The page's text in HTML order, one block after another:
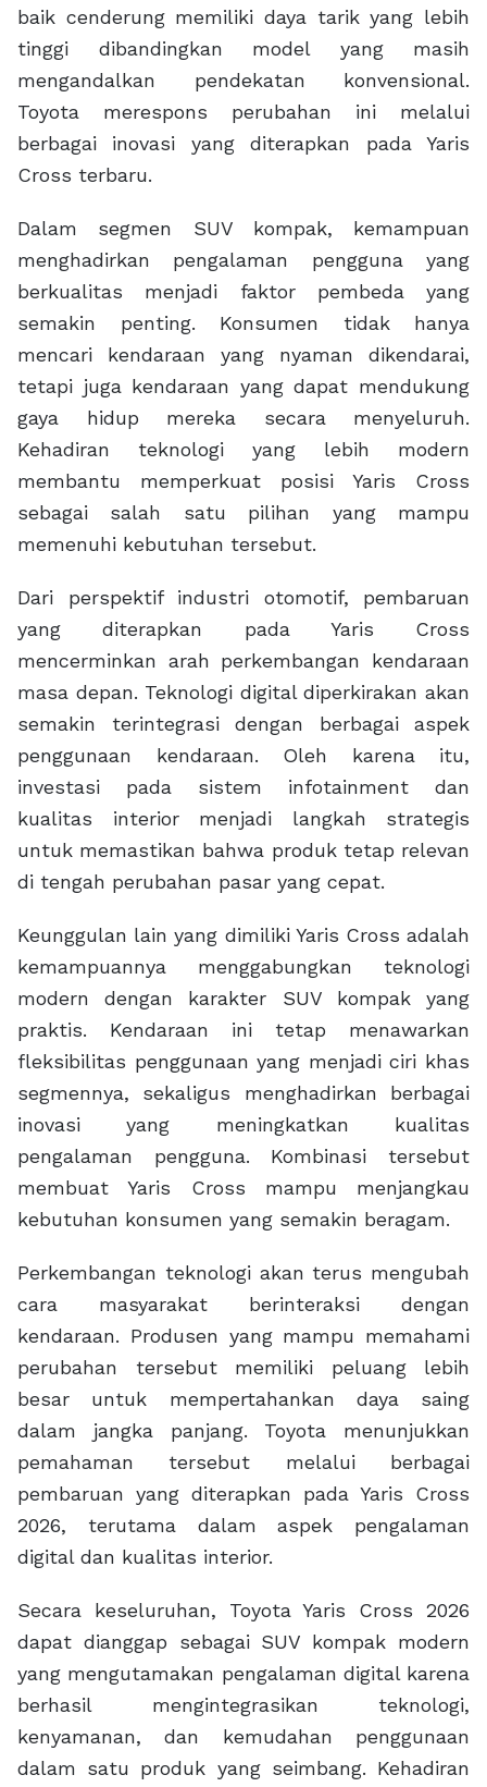
baik cenderung memiliki daya tarik yang lebih
tinggi dibandingkan model yang masih
mengandalkan pendekatan konvensional.
Toyota merespons perubahan ini melalui
berbagai inovasi yang diterapkan pada Yaris
Cross terbaru.
Dalam segmen SUV kompak, kemampuan
menghadirkan pengalaman pengguna yang
berkualitas menjadi faktor pembeda yang
semakin penting. Konsumen tidak hanya
mencari kendaraan yang nyaman dikendarai,
tetapi juga kendaraan yang dapat mendukung
gaya hidup mereka secara menyeluruh.
Kehadiran teknologi yang lebih modern
membantu memperkuat posisi Yaris Cross
sebagai salah satu pilihan yang mampu
memenuhi kebutuhan tersebut.
Dari perspektif industri otomotif, pembaruan
yang diterapkan pada Yaris Cross
mencerminkan arah perkembangan kendaraan
masa depan. Teknologi digital diperkirakan akan
semakin terintegrasi dengan berbagai aspek
penggunaan kendaraan. Oleh karena itu,
investasi pada sistem infotainment dan
kualitas interior menjadi langkah strategis
untuk memastikan bahwa produk tetap relevan
di tengah perubahan pasar yang cepat.
Keunggulan lain yang dimiliki Yaris Cross adalah
kemampuannya menggabungkan teknologi
modern dengan karakter SUV kompak yang
praktis. Kendaraan ini tetap menawarkan
fleksibilitas penggunaan yang menjadi ciri khas
segmennya, sekaligus menghadirkan berbagai
inovasi yang meningkatkan kualitas
pengalaman pengguna. Kombinasi tersebut
membuat Yaris Cross mampu menjangkau
kebutuhan konsumen yang semakin beragam.
Perkembangan teknologi akan terus mengubah
cara masyarakat berinteraksi dengan
kendaraan. Produsen yang mampu memahami
perubahan tersebut memiliki peluang lebih
besar untuk mempertahankan daya saing
dalam jangka panjang. Toyota menunjukkan
pemahaman tersebut melalui berbagai
pembaruan yang diterapkan pada Yaris Cross
2026, terutama dalam aspek pengalaman
digital dan kualitas interior.
Secara keseluruhan, Toyota Yaris Cross 2026
dapat dianggap sebagai SUV kompak modern
yang mengutamakan pengalaman digital karena
berhasil mengintegrasikan teknologi,
kenyamanan, dan kemudahan penggunaan
dalam satu produk yang seimbang. Kehadiran